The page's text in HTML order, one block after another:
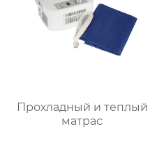
Прохладный и теплый
матрас